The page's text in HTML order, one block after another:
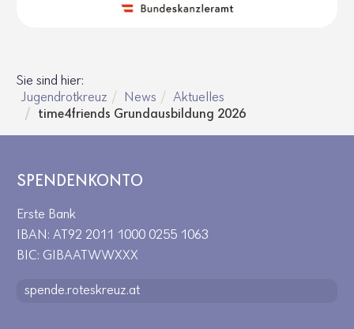
Sie sind hier:
Jugendrotkreuz
News
Aktuelles
time4friends Grundausbildung 2026
SPENDENKONTO
Erste Bank
IBAN: AT92 2011 1000 0255 1063
BIC: GIBAATWWXXX
spende.roteskreuz.at